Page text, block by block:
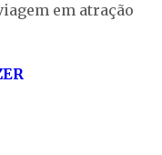
em atração